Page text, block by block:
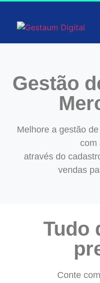
Gestão
Melhore a gestão
com
através do
vendas
Tudo
Conte